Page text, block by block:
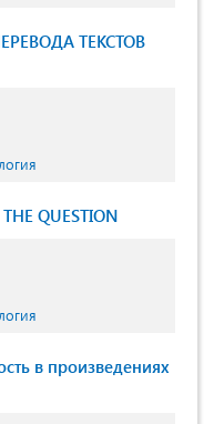
ТЕКСТОВ
QUESTION
в произведениях